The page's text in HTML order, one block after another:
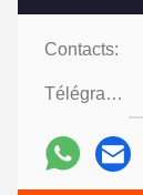
Contacts:
Télégramme: